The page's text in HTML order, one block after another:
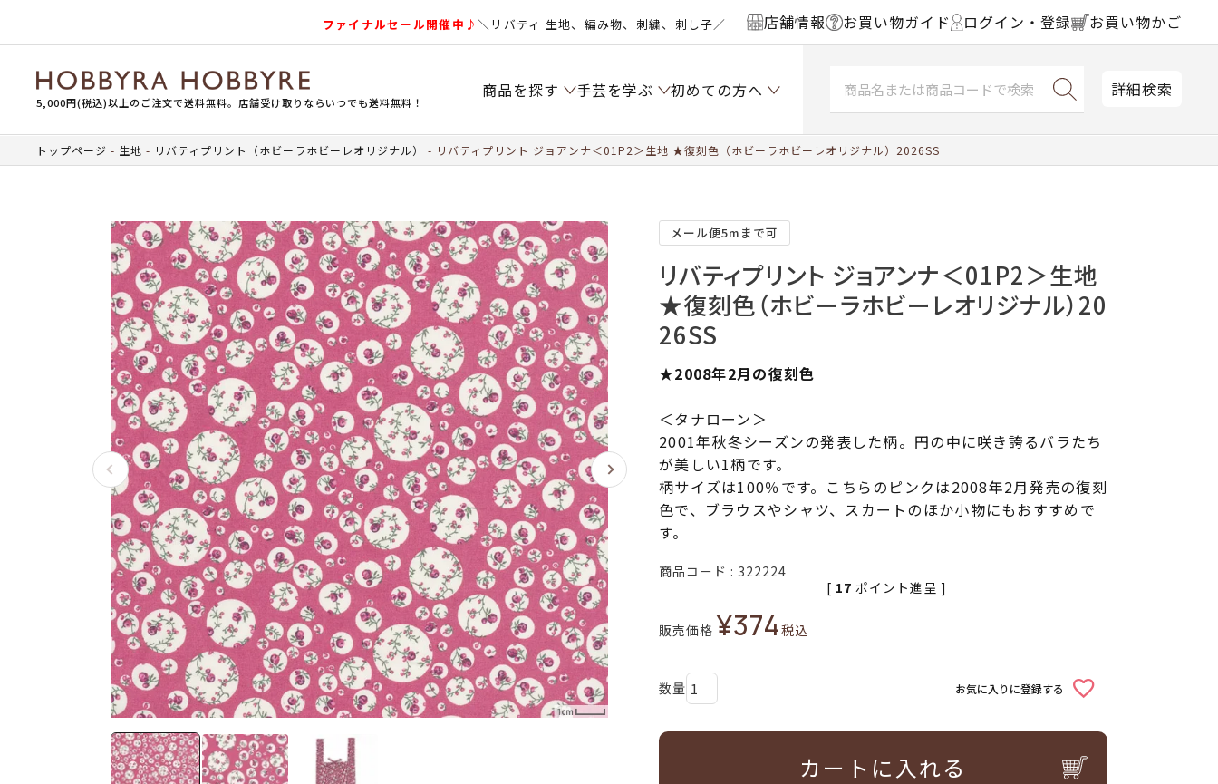
ファイナルセール開催中♪＼リバティ 生地、編み物、刺繍、刺し子／ 店舗情報 お買い物ガイド ログイン・登録 お買い物かご
5,000円(税込)以上のご注文で送料無料。店舗受け取りならいつでも送料無料！
商品を探す 手芸を学ぶ 初めての方へ 詳細検索
トップページ 生地 リバティプリント（ホビーラホビーレオリジナル） リバティプリント ジョアンナ＜01P2＞生地 ★復刻色（ホビーラホビーレオリジナル）2026SS
メール便5mまで可
リバティプリント ジョアンナ＜01P2＞生地
★復刻色（ホビーラホビーレオリジナル）20
26SS
★2008年2月の復刻色
＜タナローン＞
2001年秋冬シーズンの発表した柄。円の中に咲き誇るバラたち
が美しい1柄です。
柄サイズは100％です。こちらのピンクは2008年2月発売の復刻
色で、ブラウスやシャツ、スカートのほか小物にもおすすめで
す。
商品コード 322224
販売価格 ¥374税込
[ 17 ポイント進呈 ]
お気に入りに登録する
カートに入れる